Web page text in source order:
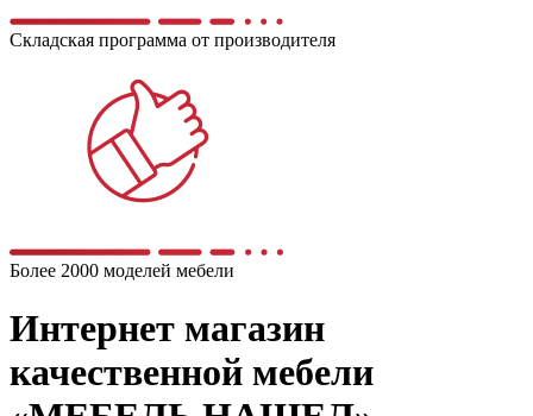
Складская программа от производителя
Более 2000 моделей мебели
Интернет магазин
качественной мебели